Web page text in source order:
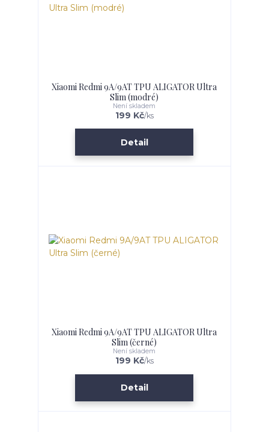
Xiaomi Redmi 9A/9AT TPU ALIGATOR Ultra
Slim (modré)
199 Kč/ks
Není skladem
Detail
Xiaomi Redmi 9A/9AT TPU ALIGATOR Ultra
Slim (černé)
199 Kč/ks
Není skladem
Detail